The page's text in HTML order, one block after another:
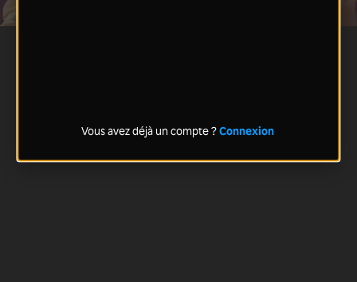
Vous avez déjà un compte ?Connexion